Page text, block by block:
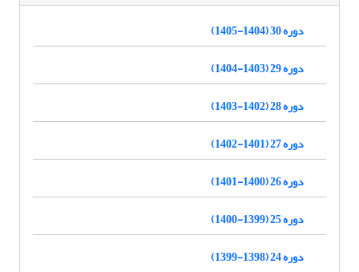
دوره 30 (1404-1405)
دوره 29 (1403-1404)
دوره 28 (1402-1403)
دوره 27 (1401-1402)
دوره 26 (1400-1401)
دوره 25 (1399-1400)
دوره 24 (1398-1399)